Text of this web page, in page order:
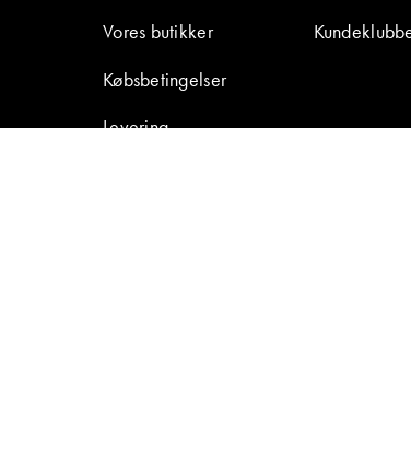
Vores butikker
Købsbetingelser
Levering